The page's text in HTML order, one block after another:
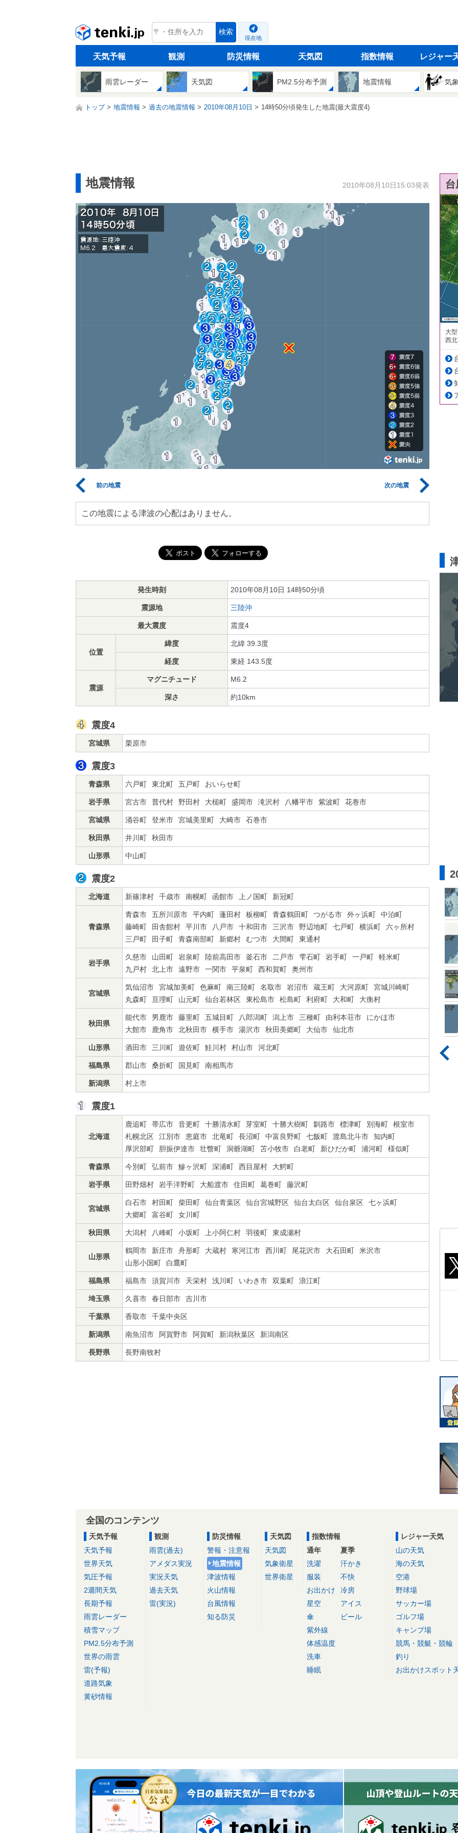
tenki.jp 検索
現在地
天気予報 観測 防災情報 天気図 指数情報 レジャー
雨雲レーダー 天気図 PM2.5分布予測 地震情報 気
トップ 地震情報 過去の地震情報 2010年08月10日 14時50分頃発生した地震(最大震度4)
地震情報 2010年08月10日15:03発表
前の地震 次の地震
この地震による津波の心配はありません。
発生時刻 2010年08月10日 14時50分頃
震源地 三陸沖
最大震度 震度4
位置
緯度 北緯 39.3度
経度 東経 143.5度
震源
マグニチュード M6.2
深さ 約10km
震度4
宮城県 栗原市
震度3
青森県 六戸町 東北町 五戸町 おいらせ町
岩手県 宮古市 普代村 野田村 大槌町 盛岡市 滝沢村 八幡平市 紫波町 花巻市
宮城県 涌谷町 登米市 宮城美里町 大崎市 石巻市
秋田県 井川町 秋田市
山形県 中山町
震度2
北海道 新篠津村 千歳市 南幌町 函館市 上ノ国町 新冠町
青森県
青森市 五所川原市 平内町 蓬田村 板柳町 青森鶴田町 つがる市 外ヶ浜町
中泊町
藤崎町
田舎館村 平川市 八戸市 十和田市 三沢市 野辺地町 七戸町 横浜町
六ヶ所村
三戸町
田子町 青森南部町 新郷村 むつ市 大間町 東通村
岩手県
久慈市 山田町 岩泉町 陸前高田市 釜石市 二戸市 雫石町 岩手町 一戸町
軽米町
九戸村
北上市 遠野市 一関市 平泉町 西和賀町 奥州市
宮城県
気仙沼市 宮城加美町 色麻町 南三陸町 名取市 岩沼市 蔵王町 大河原町
宮城川崎町
丸森町
亘理町 山元町 仙台若林区 東松島市 松島町 利府町 大和町 大衡村
秋田県
能代市 男鹿市 藤里町 五城目町 八郎潟町 潟上市 三種町 由利本荘市
にかほ市
大館市
鹿角市 北秋田市 横手市 湯沢市 秋田美郷町 大仙市 仙北市
山形県 酒田市 三川町 遊佐町 鮭川村 村山市 河北町
福島県 郡山市 桑折町 国見町 南相馬市
新潟県 村上市
震度1
北海道
鹿追町 帯広市 音更町 十勝清水町 芽室町 十勝大樹町 釧路市 標津町 別海町
根室市
札幌北区
江別市 恵庭市 北竜町 長沼町 中富良野町 七飯町 渡島北斗市
知内町
厚沢部町
胆振伊達市 壮瞥町 洞爺湖町 苫小牧市 白老町 新ひだか町 浦河町 様似町
青森県 今別町 弘前市 鰺ヶ沢町 深浦町 西目屋村 大鰐町
岩手県 田野畑村 岩手洋野町 大船渡市 住田町 葛巻町 藤沢町
宮城県
白石市 村田町 柴田町 仙台青葉区 仙台宮城野区 仙台太白区 仙台泉区
七ヶ浜町
大郷町
富谷町 女川町
秋田県 大潟村 八峰町 小坂町 上小阿仁村 羽後町 東成瀬村
山形県
鶴岡市 新庄市 舟形町 大蔵村 寒河江市 西川町 尾花沢市 大石田町
米沢市
山形小国町
白鷹町
福島県 福島市 須賀川市 天栄村 浅川町 いわき市 双葉町 浪江町
埼玉県 久喜市 春日部市 吉川市
千葉県 香取市 千葉中央区
新潟県 南魚沼市 阿賀野市 阿賀町 新潟秋葉区 新潟南区
長野県 長野南牧村
大
西
全国のコンテンツ
天気予報
天気予報
世界天気
気圧予報
2週間天気
長期予報
雨雲レーダー
積雪マップ
PM2.5分布予測
世界の雨雲
雷(予報)
道路気象
黄砂情報
観測
雨雲(過去)
アメダス実況
実況天気
過去天気
雷(実況)
防災情報
警報・注意報
地震情報
津波情報
火山情報
台風情報
知る防災
天気図
天気図
気象衛星
世界衛星
指数情報
通年
洗濯
服装
お出かけ
星空
傘
紫外線
体感温度
洗車
睡眠
夏季
汗かき
不快
冷房
アイス
ビール
レジャー天気
山の天気
海の天気
空港
野球場
サッカー場
ゴルフ場
キャンプ場
競馬・競艇・競輪
釣り
お出かけスポット